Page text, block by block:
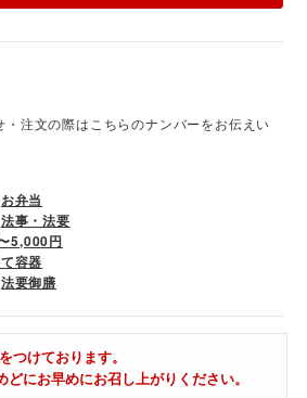
注文の際はこちらのナンバーをお伝えい
お弁当
法事・法要
5,000円
容器
法要御膳
つけております。
にお早めにお召し上がりください。